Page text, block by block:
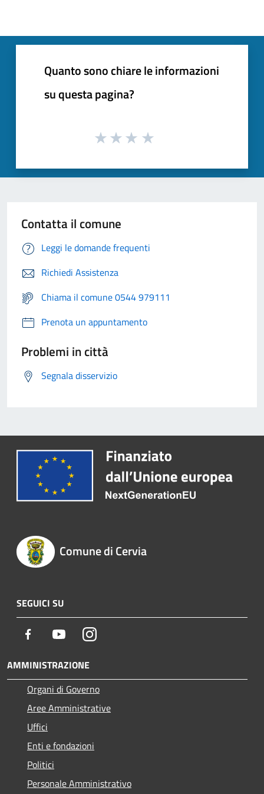
Quanto sono chiare le informazioni
su questa pagina?
Contatta il comune
Leggi le domande frequenti
Richiedi Assistenza
Chiama il comune 0544 979111
Prenota un appuntamento
Problemi in città
Segnala disservizio
Comune di Cervia
SEGUICI SU
Facebook YoutubeInstagram
AMMINISTRAZIONE
Organi di Governo
Aree Amministrative
Uffici
Enti e fondazioni
Politici
Personale Amministrativo